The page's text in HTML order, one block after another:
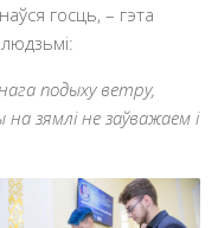
госць, – гэта
людзьмі:
подыху ветру,
зямлі не заўважаем і